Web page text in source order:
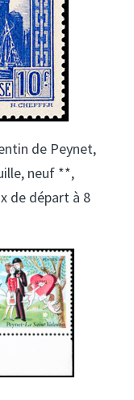
de Peynet,
neuf **,
de départ à 8